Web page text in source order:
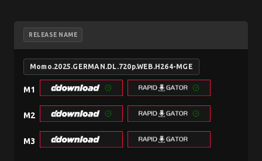
RELEASE NAME
Momo.2025.GERMAN.DL.720p.WEB.H264-MGE
M1
M2
M3